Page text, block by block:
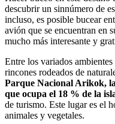
descubrir un sinnúmero de
incluso, es posible bucear
avión que se encuentran en
mucho más interesante y
Entre los variados
rincones rodeados de
Parque Nacional Arikok,
que ocupa el 18 % de la
de turismo. Este lugar es el
animales y vegetales.